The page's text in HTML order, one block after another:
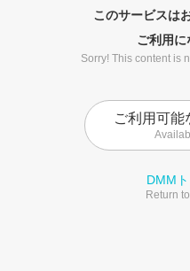
このサービスは
ご利用に
Sorry! This content is
ご利用可能
DMM
Return